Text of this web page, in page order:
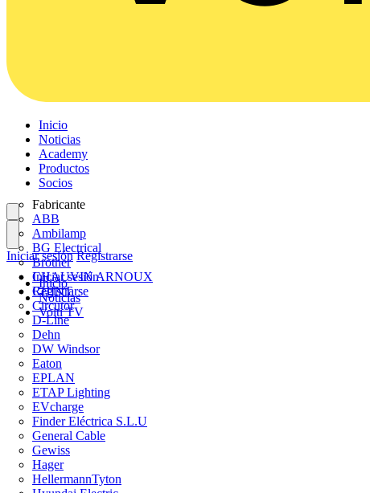
Inicio
Noticias
Academy
Productos
Socios
Fabricante
ABB
Ambilamp
BG Electrical
Brother
CHAUVIN ARNOUX
CHINT
Circutor
D-Line
Dehn
DW Windsor
Eaton
EPLAN
ETAP Lighting
EVcharge
Finder Eléctrica S.L.U
General Cable
Gewiss
Hager
HellermannTyton
Iniciar sesión
Registrarse
Iniciar sesión Registrarse
Inicio
Noticias
Volti TV